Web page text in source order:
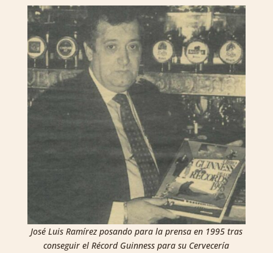
José Luis Ramírez posando para la prensa en 1995 tras
conseguir el Récord Guinness para su Cervecería